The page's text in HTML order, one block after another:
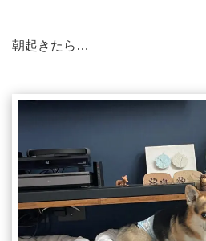
朝起きたら…